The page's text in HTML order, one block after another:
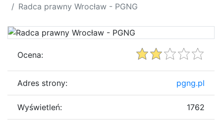
Radca prawny Wrocław - PGNG
Ocena:
Adres strony: pgng.pl
Wyświetleń: 1762